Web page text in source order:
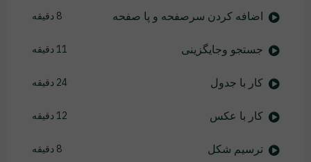
اضافه کردن سرصفحه و پا صفحه 8 دقیقه
جستجو وجایگزینی 11 دقیقه
کار با جدول 24 دقیقه
کار با عکس 12 دقیقه
ترسیم شکل 8 دقیقه